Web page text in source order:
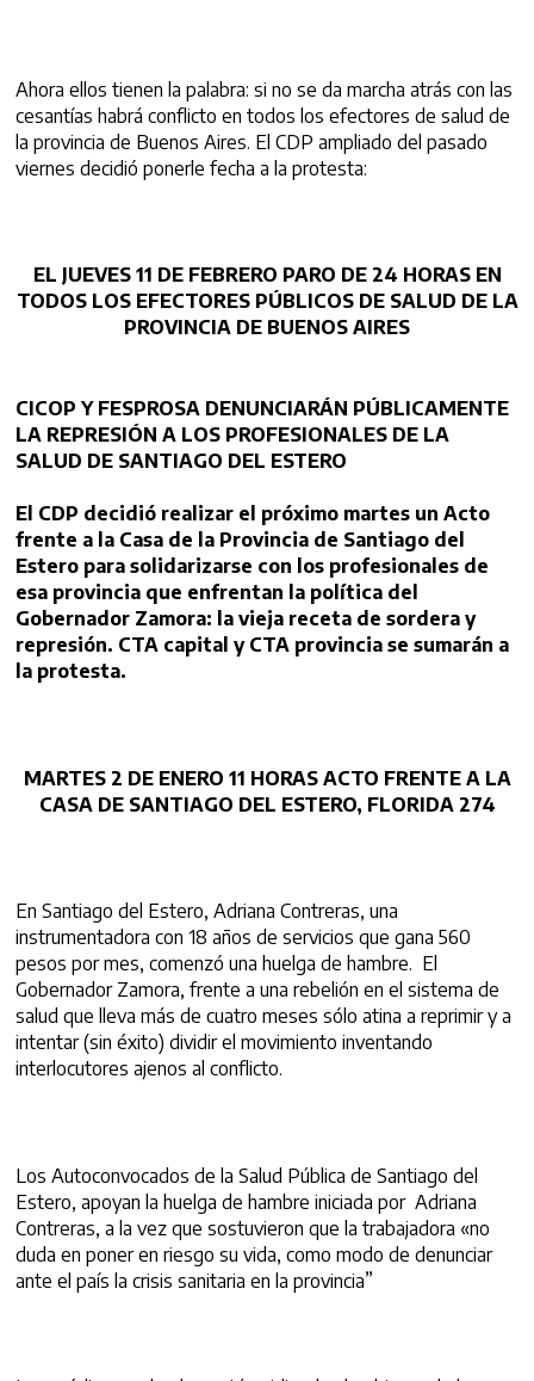
Ahora ellos tienen la palabra: si no se da marcha atrás con las
cesantías habrá conflicto en todos los efectores de salud de
la provincia de Buenos Aires. El CDP ampliado del pasado
viernes decidió ponerle fecha a la protesta:
EL JUEVES 11 DE FEBRERO PARO DE 24 HORAS EN
TODOS LOS EFECTORES PÚBLICOS DE SALUD DE LA
PROVINCIA DE BUENOS AIRES
CICOP Y FESPROSA DENUNCIARÁN PÚBLICAMENTE
LA REPRESIÓN A LOS PROFESIONALES DE LA
SALUD DE SANTIAGO DEL ESTERO
El CDP decidió realizar el próximo martes un Acto
frente a la Casa de la Provincia de Santiago del
Estero para solidarizarse con los profesionales de
esa provincia que enfrentan la política del
Gobernador Zamora: la vieja receta de sordera y
represión. CTA capital y CTA provincia se sumarán a
la protesta.
MARTES 2 DE ENERO 11 HORAS ACTO FRENTE A LA
CASA DE SANTIAGO DEL ESTERO, FLORIDA 274
En Santiago del Estero, Adriana Contreras, una
instrumentadora con 18 años de servicios que gana 560
pesos por mes, comenzó una huelga de hambre. El
Gobernador Zamora, frente a una rebelión en el sistema de
salud que lleva más de cuatro meses sólo atina a reprimir y a
intentar (sin éxito) dividir el movimiento inventando
interlocutores ajenos al conflicto.
Los Autoconvocados de la Salud Pública de Santiago del
Estero, apoyan la huelga de hambre iniciada por Adriana
Contreras, a la vez que sostuvieron que la trabajadora «no
duda en poner en riesgo su vida, como modo de denunciar
ante el país la crisis sanitaria en la provincia”